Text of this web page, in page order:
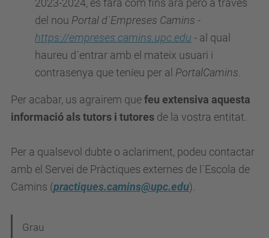
2023-2024, es farà com fins ara però a través
del nou Portal d´Empreses Camins -
https://empreses.camins.upc.edu - al qual
haureu d´entrar amb el mateix usuari i
contrasenya que teníeu per al PortalCamins
Per acabar, us agrairem quefeu extensiva aquesta
informació als tutors i tutores de la vostra entitat.
Per a qualsevol dubte o aclariment, podeu contactar
amb el Servei de Pràctiques externes de l´Escola de
Camins (practiques.camins@upc.edu).
Grau